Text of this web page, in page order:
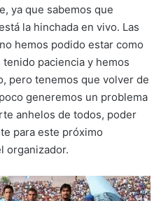
ya que sabemos que
la hinchada en vivo. Las
hemos podido estar como
paciencia y hemos
pero tenemos que volver de
generemos un problema
anhelos de todos, poder
para este próximo
organizador.